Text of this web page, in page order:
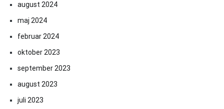
august 2024
maj 2024
februar 2024
oktober 2023
september 2023
august 2023
juli 2023